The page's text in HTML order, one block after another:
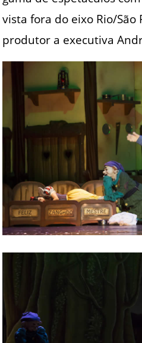
vista fora do eixo Rio/São
produtor a executiva